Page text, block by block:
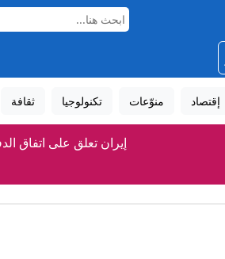
إقتصاد منوّعات تكنولوجيا ثقافة
إيران تعلق على اتفاق
السعودية توضح أهداف